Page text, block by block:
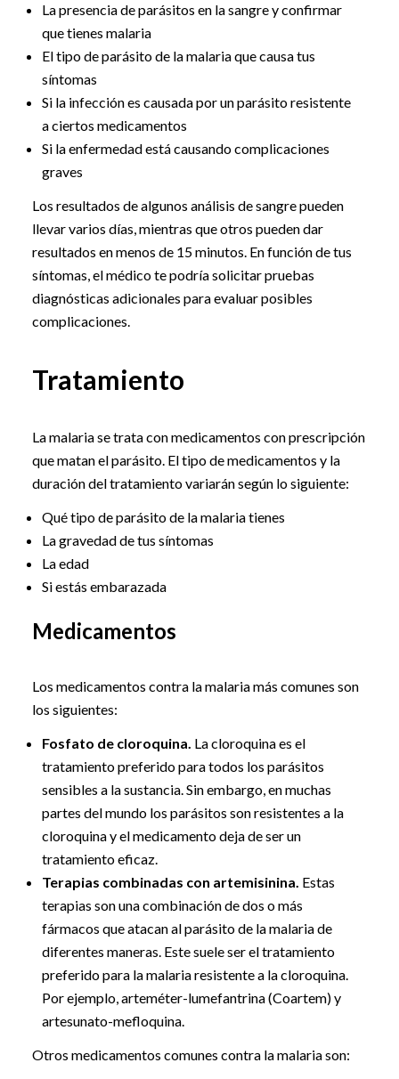
La presencia de parásitos en la sangre y confirmar
que tienes malaria
El tipo de parásito de la malaria que causa tus
síntomas
Si la infección es causada por un parásito resistente
a ciertos medicamentos
Si la enfermedad está causando complicaciones
graves
Los resultados de algunos análisis de sangre pueden
llevar varios días, mientras que otros pueden dar
resultados en menos de 15 minutos. En función de tus
síntomas, el médico te podría solicitar pruebas
diagnósticas adicionales para evaluar posibles
complicaciones.
Tratamiento
La malaria se trata con medicamentos con prescripción
que matan el parásito. El tipo de medicamentos y la
duración del tratamiento variarán según lo siguiente:
Qué tipo de parásito de la malaria tienes
La gravedad de tus síntomas
La edad
Si estás embarazada
Medicamentos
Los medicamentos contra la malaria más comunes son
los siguientes:
Fosfato de cloroquina. La cloroquina es el
tratamiento preferido para todos los parásitos
sensibles a la sustancia. Sin embargo, en muchas
partes del mundo los parásitos son resistentes a la
cloroquina y el medicamento deja de ser un
tratamiento eficaz.
Terapias combinadas con artemisinina. Estas
terapias son una combinación de dos o más
fármacos que atacan al parásito de la malaria de
diferentes maneras. Este suele ser el tratamiento
preferido para la malaria resistente a la cloroquina.
Por ejemplo, arteméter-lumefantrina (Coartem) y
artesunato-mefloquina.
Otros medicamentos comunes contra la malaria son: